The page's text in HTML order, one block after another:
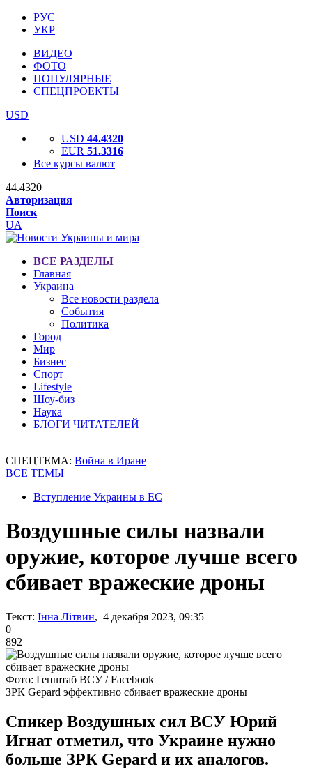
РУС
УКР
ВИДЕО
ФОТО
ПОПУЛЯРНЫЕ
СПЕЦПРОЕКТЫ
USD
USD 44.4320
EUR 51.3316
Все курсы валют
44.4320
Авторизация
Поиск
UA
ВСЕ РАЗДЕЛЫ
Главная
Украина
Все новости раздела
События
Политика
Город
Мир
Бизнес
Спорт
Lifestyle
Шоу-биз
Наука
БЛОГИ ЧИТАТЕЛЕЙ
СПЕЦТЕМА: Война в Иране
ВСЕ ТЕМЫ
Вступление Украины в ЕС
Воздушные силы назвали
оружие, которое лучше всего
сбивает вражеские дроны
Текст: Інна Літвин, 4 декабря 2023, 09:35
0
892
Фото: Генштаб ВСУ / Facebook
ЗРК Gepard эффективно сбивает вражеские дроны
Спикер Воздушных сил ВСУ Юрий
Игнат отметил, что Украине нужно
больше ЗРК Gepard и их аналогов.